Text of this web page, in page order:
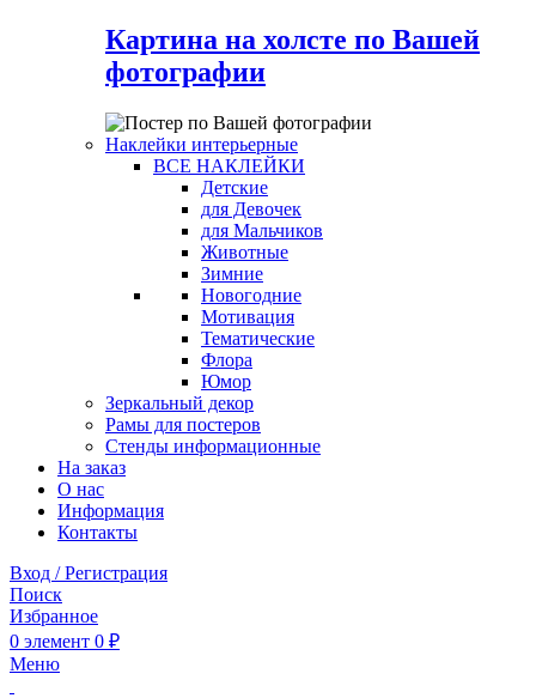
Картина на холсте по Вашей
фотографии
Наклейки интерьерные
ВСЕ НАКЛЕЙКИ
Детские
для Девочек
для Мальчиков
Животные
Зимние
Новогодние
Мотивация
Тематические
Флора
Юмор
Зеркальный декор
Рамы для постеров
Стенды информационные
На заказ
О нас
Информация
Контакты
Вход / Регистрация
Поиск
Избранное
0 элемент 0 ₽
Меню